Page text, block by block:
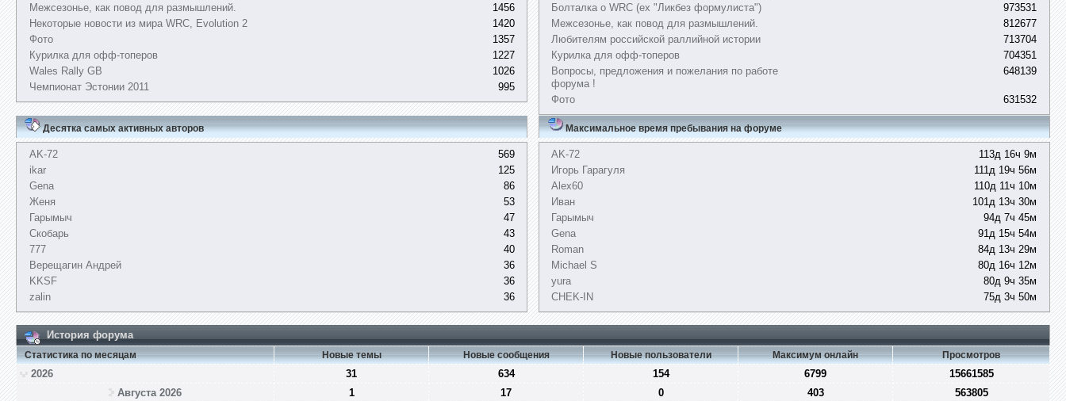
Межсезонье, как повод для размышлений.
1456
Некоторые новости из мира WRC, Evolution 2
1420
Фото
1357
Курилка для офф-топеров
1227
Wales Rally GB
1026
Чемпионат Эстонии 2011
995
Болталка о WRC (ex "Ликбез формулиста")
973531
Межсезонье, как повод для размышлений.
812677
Любителям российской раллийной истории
713704
Курилка для офф-топеров
704351
Вопросы, предложения и пожелания по работе
форума !
648139
Фото 631532
Десятка самых активных авторов
AK-72
569
ikar
125
Gena
86
Женя
53
Гарымыч
47
Скобарь
43
777
40
Верещагин Андрей
36
KKSF
36
zalin
36
Максимальное время пребывания на форуме
AK-72
113д 16ч 9м
Игорь Гарагуля
111д 19ч 56м
Alex60
110д 11ч 10м
Иван
101д 13ч 30м
Гарымыч
94д 7ч 45м
Gena
91д 15ч 54м
Roman
84д 13ч 29м
Michael S
80д 16ч 12м
yura
80д 9ч 35м
CHEK-IN
75д 3ч 50м
История форума
Статистика по месяцам Новые темы Новые сообщения Новые пользователи Максимум онлайн Просмотров
2026 31 634 154 6799
15661585
Августа 2026
1 17 0 403
563805